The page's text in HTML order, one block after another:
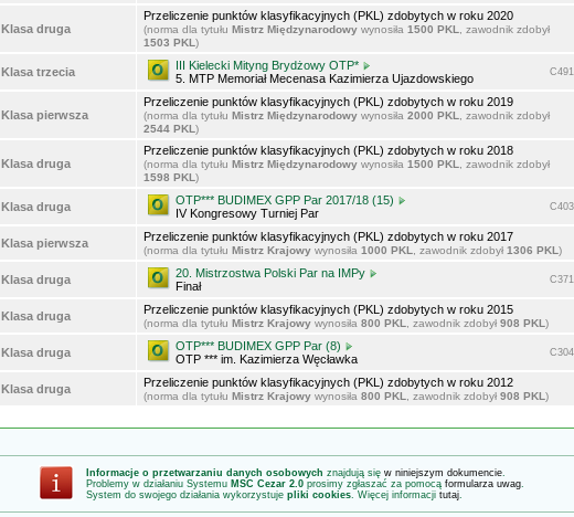
Klasa druga
Przeliczenie punktów klasyfikacyjnych (PKL) zdobytych w roku 2020
(norma dla tytułu Mistrz Międzynarodowy wynosiła 1500 PKL
, zawodnik zdobył
1503 PKL )
Klasa trzecia
III Kielecki Mityng Brydżowy OTP*
5. MTP Memoriał Mecenasa Kazimierza Ujazdowskiego
Klasa pierwsza
Przeliczenie punktów klasyfikacyjnych (PKL) zdobytych w roku 2019
(norma dla tytułu Mistrz Międzynarodowy wynosiła 2000 PKL
, zawodnik zdobył
2544 PKL )
Klasa druga
Przeliczenie punktów klasyfikacyjnych (PKL) zdobytych w roku 2018
(norma dla tytułu Mistrz Międzynarodowy wynosiła 1500 PKL
, zawodnik zdobył
1598 PKL )
Klasa druga
OTP*** BUDIMEX GPP Par 2017/18 (15)
IV Kongresowy Turniej Par
Klasa pierwsza Przeliczenie punktów klasyfikacyjnych (PKL) zdobytych w roku 2017
(norma dla tytułu Mistrz Krajowy wynosiła 1000 PKL , zawodnik zdobył 1306 PKL )
Klasa druga
20. Mistrzostwa Polski Par na IMPy
Finał
Klasa druga Przeliczenie punktów klasyfikacyjnych (PKL) zdobytych w roku 2015
(norma dla tytułu Mistrz Krajowy wynosiła 800 PKL , zawodnik zdobył 908 PKL )
Klasa druga
OTP*** BUDIMEX GPP Par (8)
OTP *** im. Kazimierza Węcławka
Klasa druga Przeliczenie punktów klasyfikacyjnych (PKL) zdobytych w roku 2012
(norma dla tytułu Mistrz Krajowy wynosiła 800 PKL , zawodnik zdobył 908 PKL )
Informacje o przetwarzaniu danych osobowych znajdują się w niniejszym dokumencie.
Problemy w działaniu Systemu MSC Cezar 2.0 prosimy zgłaszać za pomocą formularza uwag.
System do swojego działania wykorzystuje pliki cookies. Więcej informacji tutaj.